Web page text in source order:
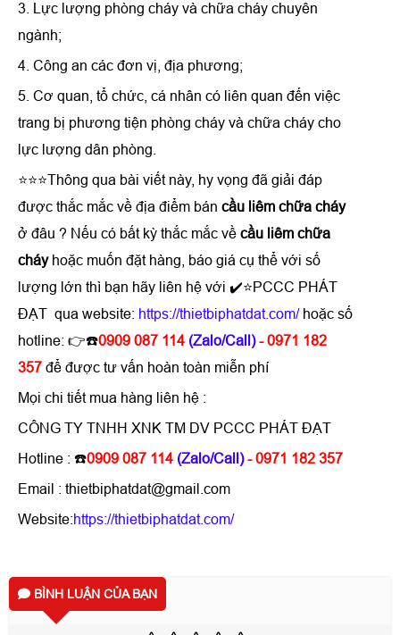
3. Lực lượng phòng cháy và chữa cháy chuyên
ngành;
4. Công an các đơn vị, địa phương;
5. Cơ quan, tổ chức, cá nhân có liên quan đến việc
trang bị phương tiện phòng cháy và chữa cháy cho
lực lượng dân phòng.
⭐⭐⭐Thông qua bài viết này, hy vọng đã giải đáp
được thắc mắc về địa điểm bán cầu liêm chữa cháy
ở đâu ? Nếu có bất kỳ thắc mắc về cầu liêm chữa
cháyhoặc muốn đặt hàng, báo giá cụ thể với số
lượng lớn thì bạn hãy liên hệ với ✔️⭐PCCC PHÁT
ĐẠT qua website: https://thietbiphatdat.com/hoặc số
hotline: 👉☎️0909 087 114 (Zalo/Call) - 0971 182
357 để được tư vấn hoàn toàn miễn phí
Mọi chi tiết mua hàng liên hệ :
CÔNG TY TNHH XNK TM DV PCCC PHÁT ĐẠT
Hotline : ☎️0909 087 114 (Zalo/Call) - 0971 182 357
Email : thietbiphatdat@gmail.com
Website:https://thietbiphatdat.com/
BÌNH LUẬN CỦA BẠN